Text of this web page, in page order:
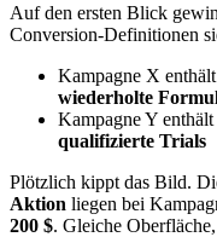
Auf den ersten Blick
Conversion-Definitionen
Kampagne X enthält
wiederholte
Kampagne Y enthält
qualifizierte Trials
Plötzlich kippt das Bild.
Aktion liegen bei
200 $. Gleiche